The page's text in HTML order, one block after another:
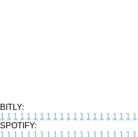
BITLY:
1 1 1 1 1 1 1 1 1 1 1 1 1 1 1 1 1 1 1 1 1
SPOTIFY:
1 1 1 1 1 1 1 1 1 1 1 1 1 1 1 1 1 1 1 1 1